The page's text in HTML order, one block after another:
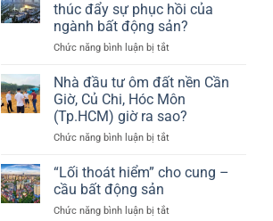
tỷ
đồng
ở
HCM
dần
biến
mất
thúc đẩy sự phục hồi của
ngành bất động sản?
Chức năng bình luận bị tắtở
yếu
tố
then
chốt
nào
đẩy
hồi
Nhà đầu tư ôm đất nền Cần
Giờ, Củ Chi, Hóc Môn
(Tp.HCM) giờ ra sao?
Chức năng bình luận bị tắtở
đầu
đất
“Lối thoát hiểm” cho cung –
cầu bất động sản
Chức năng bình luận bị tắtở